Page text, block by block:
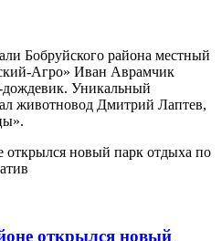
Бобруйского района местный
Агро» Иван Аврамчик
дождевик. Уникальный
животновод Дмитрий Лаптев,
открылся новый